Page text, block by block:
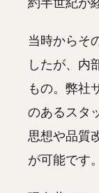
当時からそ
したが、内
もの。弊社
のあるスタ
思想や品質
が可能です。